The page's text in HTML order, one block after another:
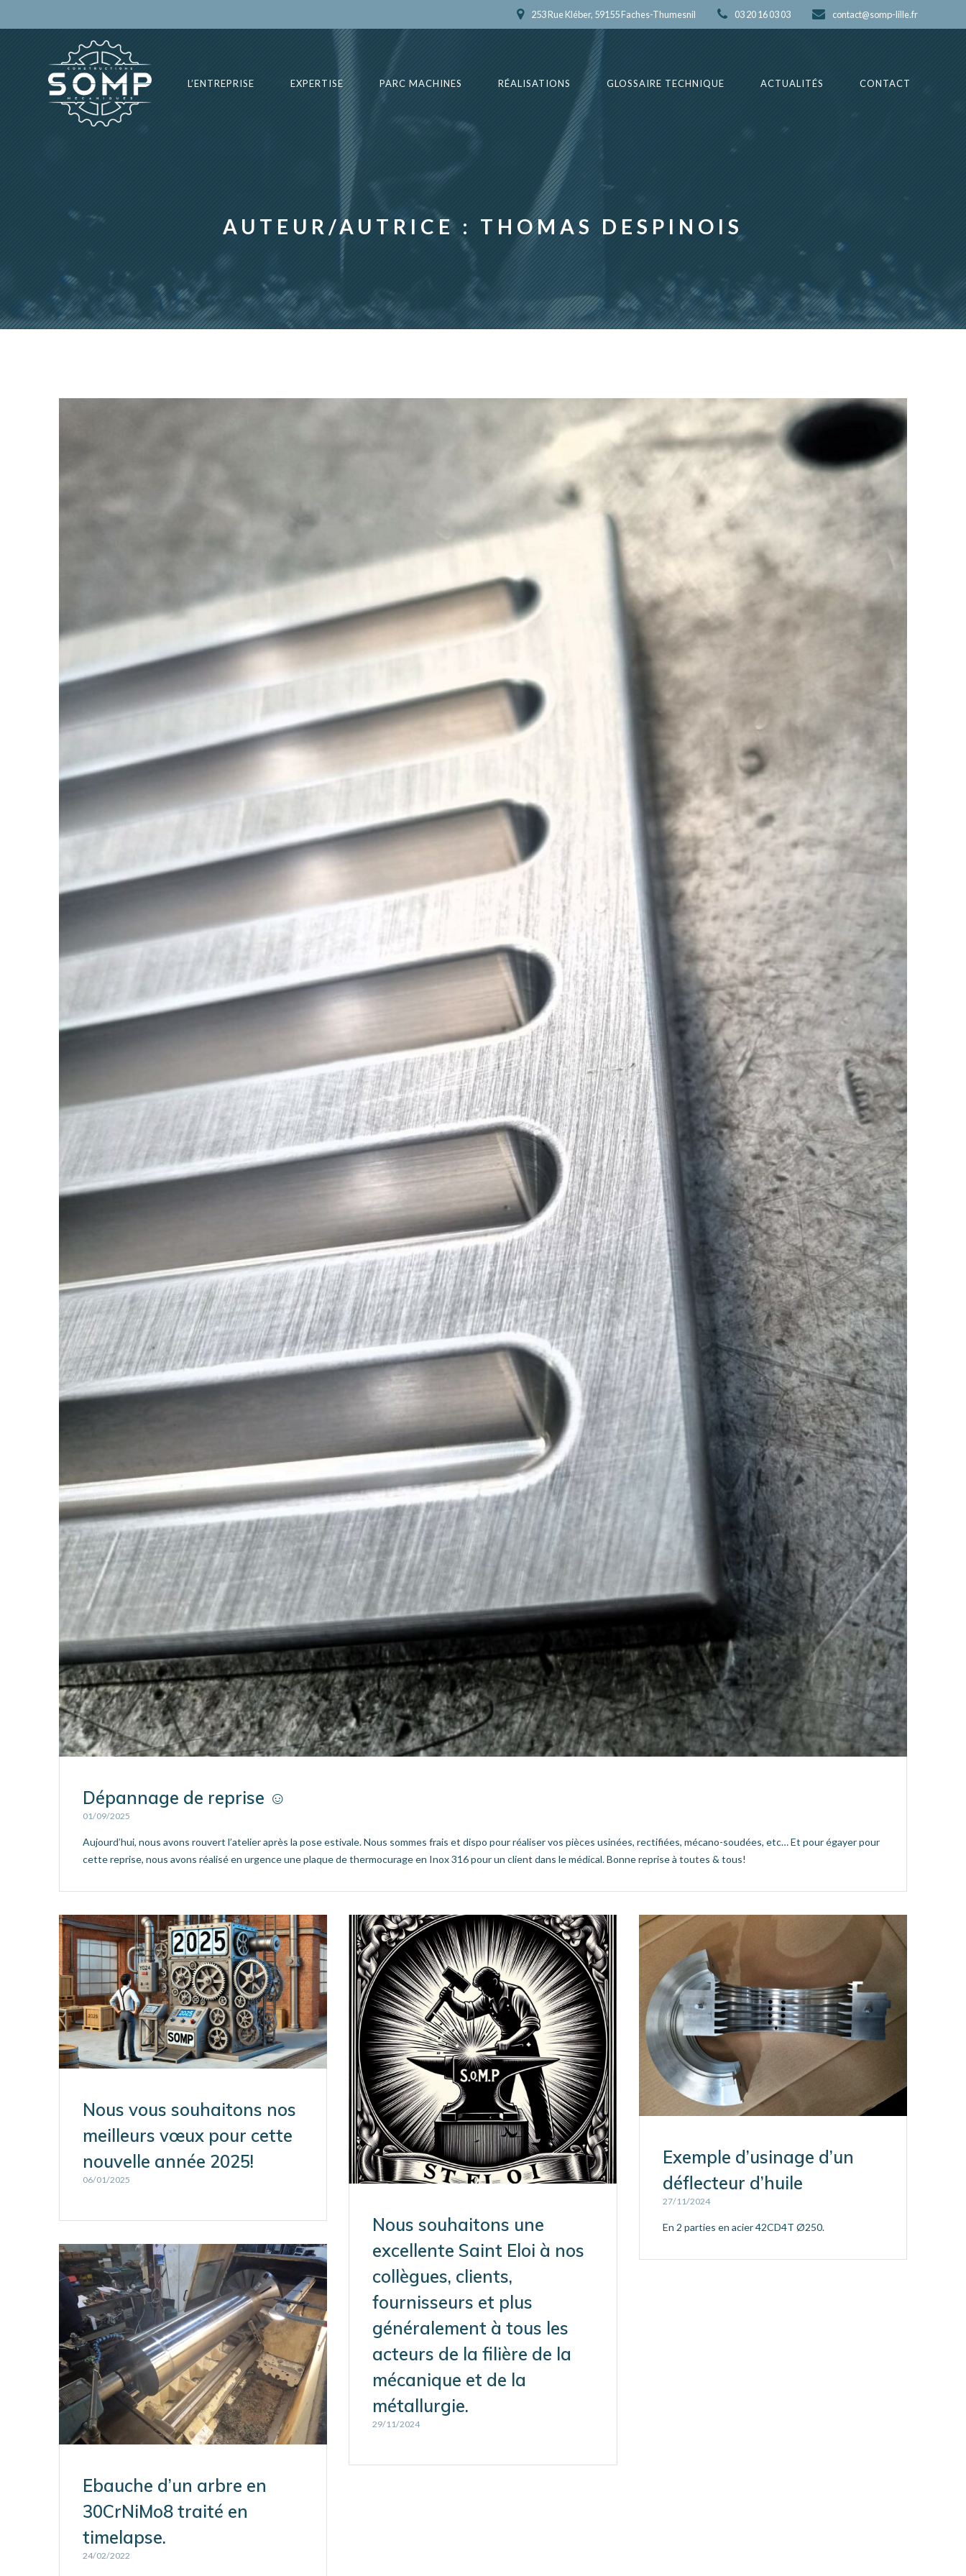
253 Rue Kléber, 59155 Faches-Thumesnil 03 20 16 03 03 contact@somp-lille.fr
L’ENTREPRISE EXPERTISE PARC MACHINES RÉALISATIONS GLOSSAIRE TECHNIQUE ACTUALITÉS CONTACT
AUTEUR/AUTRICE : THOMAS DESPINOIS
Dépannage de reprise ☺
01/09/2025
Aujourd’hui, nous avons rouvert l’atelier après la pose estivale. Nous sommes frais et dispo pour réaliser vos pièces usinées, rectifiées, mécano-soudées, etc… Et pour égayer pour
cette reprise, nous avons réalisé en urgence une plaque de thermocurage en Inox 316 pour un client dans le médical. Bonne reprise à toutes & tous!
Nous vous souhaitons nos
meilleurs vœux pour cette
nouvelle année 2025!
06/01/2025
Nous souhaitons une
excellente Saint Eloi à nos
collègues, clients,
fournisseurs et plus
généralement à tous les
acteurs de la filière de la
mécanique et de la
métallurgie.
29/11/2024
Exemple d’usinage d’un
déflecteur d’huile
27/11/2024
En 2 parties en acier 42CD4T Ø250.
Ebauche d’un arbre en
30CrNiMo8 traité en
timelapse.
24/02/2022